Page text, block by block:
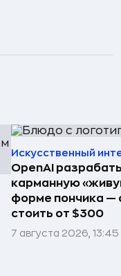
Искусственный
OpenAI
карманную
форме пончика —
стоить от $300
7 августа 2026, 13:45